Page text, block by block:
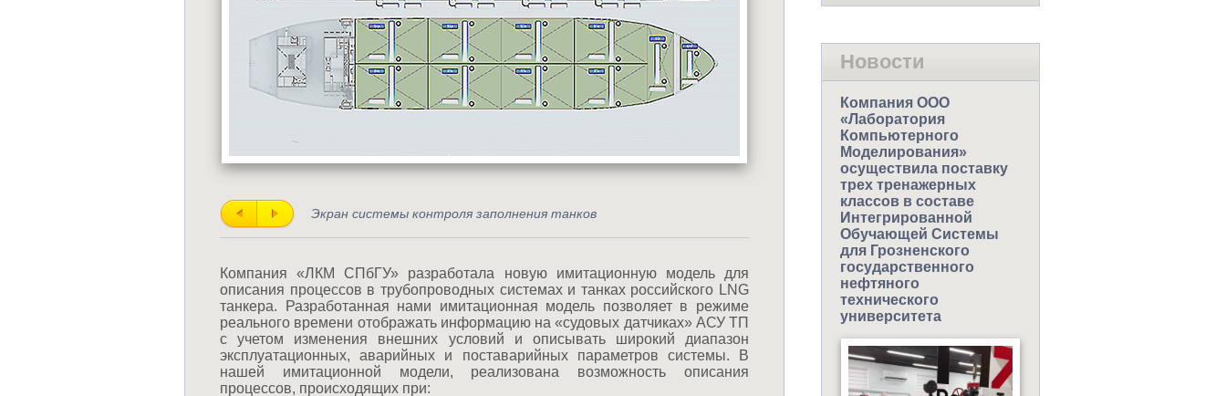
Экран системы контроля заполнения танков
Компания «ЛКМ СПбГУ» разработала новую имитационную модель для
описания процессов в трубопроводных системах и танках российского LNG
танкера. Разработанная нами имитационная модель позволяет в режиме
реального времени отображать информацию на «судовых датчиках» АСУ ТП
с учетом изменения внешних условий и описывать широкий диапазон
эксплуатационных, аварийных и поставарийных параметров системы. В
нашей имитационной модели, реализована возможность описания
процессов, происходящих при:
Новости
Компания ООО
«Лаборатория
Компьютерного
Моделирования»
осуществила поставку
трех тренажерных
классов в составе
Интегрированной
Обучающей Системы
для Грозненского
государственного
нефтяного
технического
университета